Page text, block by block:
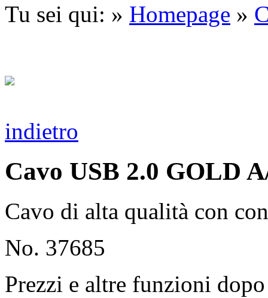
Tu sei qui: » Homepage »
indietro
Cavo USB 2.0 GOLD
Cavo di alta qualità con
No. 37685
Prezzi e altre funzioni